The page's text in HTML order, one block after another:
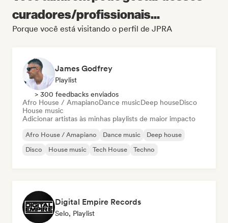
curadores/profissionais...
Porque você está visitando o perfil de JPRA
James Godfrey
Playlist
> 300 feedbacks enviados
Afro House / AmapianoDance musicDeep houseDisco
House music
Adicionar artistas às minhas playlists de maior impacto
Afro House / Amapiano Dance music
Deep house
Disco
House music Tech House Techno
Digital Empire Records
Selo, Playlist